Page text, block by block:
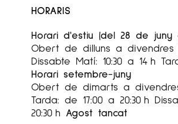
HORARIS
Horari d'estiu (del 28 de
Obert de dilluns a divendres
Dissabte Matí: 10:30 a 14 h
Horari setembre-juny
Obert de dimarts a
Tarda: de 17:00 a 20:30 h
20:30 h Agost tancat